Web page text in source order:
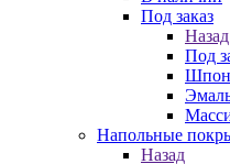
Под заказ
Назад
Под
Напольные
Назад